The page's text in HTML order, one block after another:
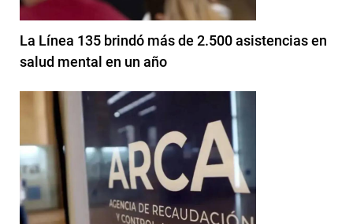
La Línea 135 brindó más de 2.500 asistencias en
salud mental en un año